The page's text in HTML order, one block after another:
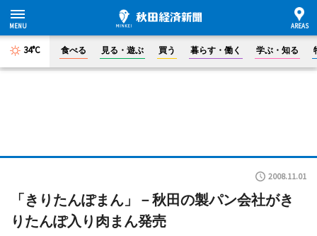
34°C 食べる 見る・遊ぶ 買う 暮らす・働く 学ぶ・知る
2008.11.01
「きりたんぽまん」－秋田の製パン会社がき
りたんぽ入り肉まん発売